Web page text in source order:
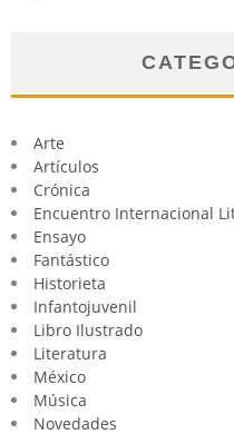
Arte
Artículos
Crónica
Encuentro Internacional
Ensayo
Fantástico
Historieta
Infantojuvenil
Libro Ilustrado
Literatura
México
Música
Novedades